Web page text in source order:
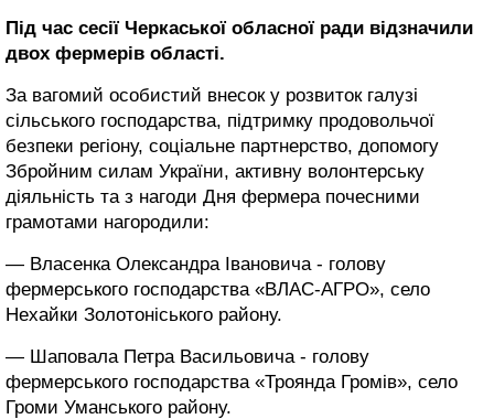
Під час сесії Черкаської обласної ради відзначили
двох фермерів області.
За вагомий особистий внесок у розвиток галузі
сільського господарства, підтримку продовольчої
безпеки регіону, соціальне партнерство, допомогу
Збройним cилам України, активну волонтерську
діяльність та з нагоди Дня фермера почесними
грамотами нагородили:
— Власенка Олександра Івановича - голову
фермерського господарства «ВЛАС-АГРО», село
Нехайки Золотоніського району.
— Шаповала Петра Васильовича - голову
фермерського господарства «Троянда Громів», село
Громи Уманського району.